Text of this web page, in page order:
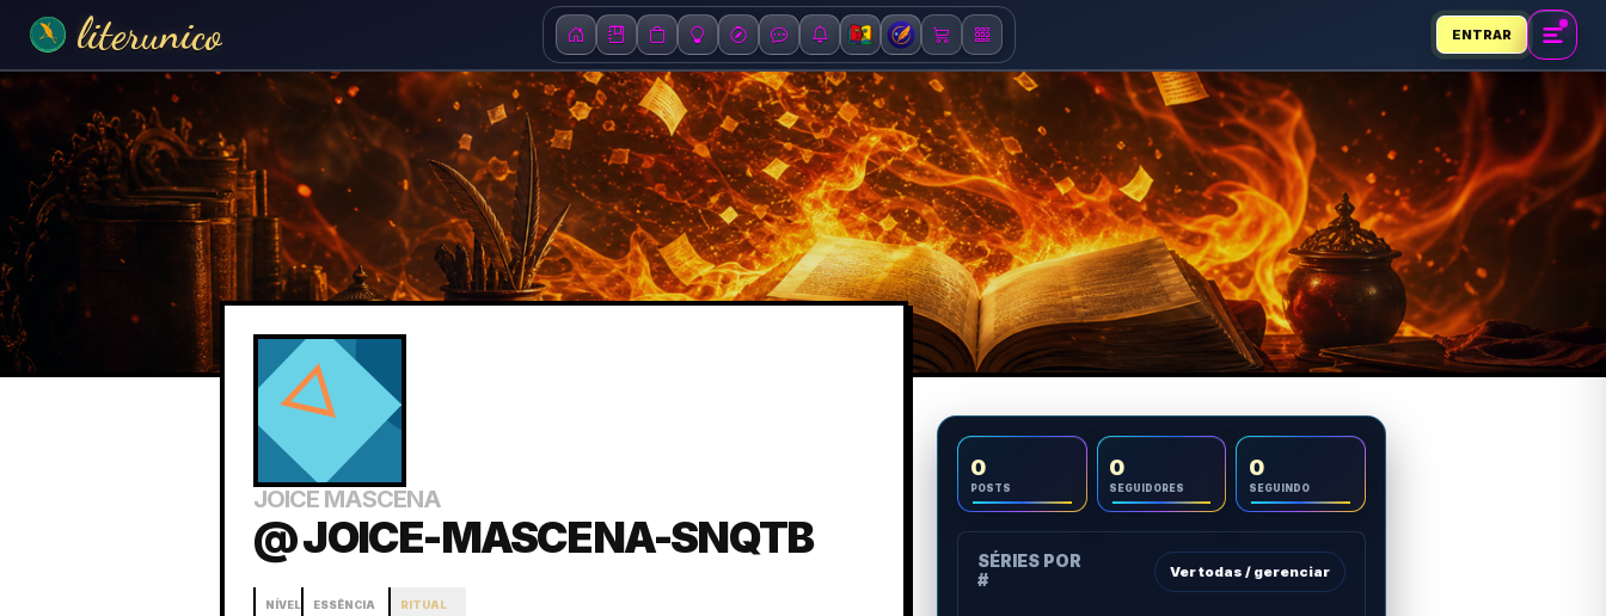
literunico ENTRAR
JOICE MASCENA
@ JOICE-MASCENA-SNQTB
NÍVEL ESSÊNCIA RITUAL
0
POSTS
0
SEGUIDORES
0
SEGUINDO
SÉRIES POR
#
Ver todas / gerenciar